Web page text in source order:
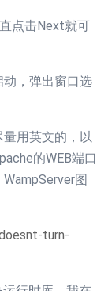
点击Next就可
，弹出窗口选
用英文的，以
的WEB端口
图
turn-